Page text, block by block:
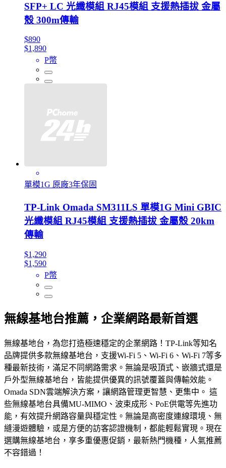
SFP+ LC 光纖模組 RJ45模組 支援熱插拔 金屬
殼 300m傳輸
$890
$1,890
P幣
單模1G 原廠3年保固
TP-Link Omada SM311LS 單模1G Mini GBIC
光纖模組 RJ45模組 支援熱插拔 金屬殼 20km
傳輸
$1,290
$1,590
P幣
無線基地台推薦，企業網路最新首選
無線基地台，為您打造極速穩定的企業網路！TP-Link等知名
品牌提供多款無線基地台，支援Wi-Fi 5、Wi-Fi 6、Wi-Fi 7等多
種最新技術，滿足不同網路需求。無論是吸頂式、嵌牆式還是
戶外型無線基地台，皆能提供優異的訊號覆蓋與傳輸效能。
Omada SDN雲端解決方案，讓網路管理更智慧、更集中。 這
些無線基地台具備MU-MIMO、波束成形、PoE供電等先進功
能，有效提升網路容量與穩定性。無論是高密度連線環境、無
縫漫遊體驗，或是方便的訪客認證機制，都能輕鬆實現。現在
選購無線基地台，享多重優惠促銷，最新熱門機種，人氣推薦
不容錯過！